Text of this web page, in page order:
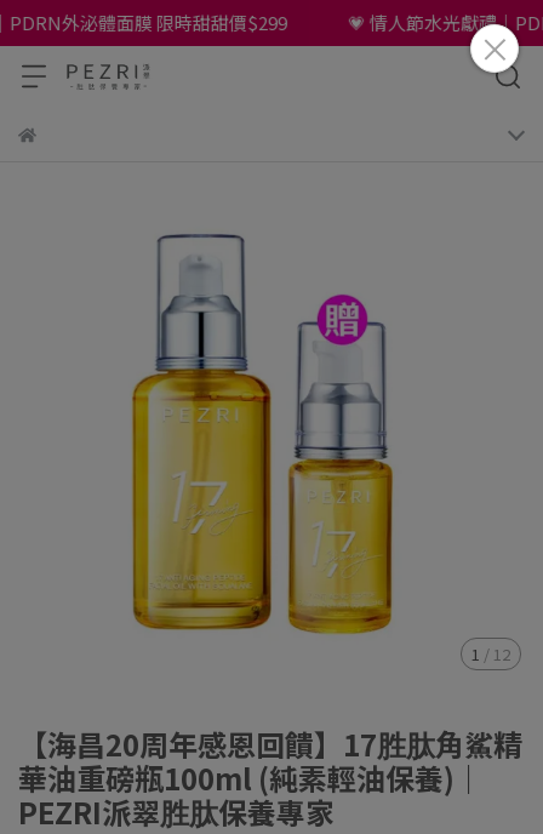
外泌體面膜 限時甜甜價$299 💗 情人節水光獻禮｜
1 / 12
【海昌20周年感恩回饋】17胜肽角鯊精
華油重磅瓶100ml (純素輕油保養)｜
PEZRI派翠胜肽保養專家